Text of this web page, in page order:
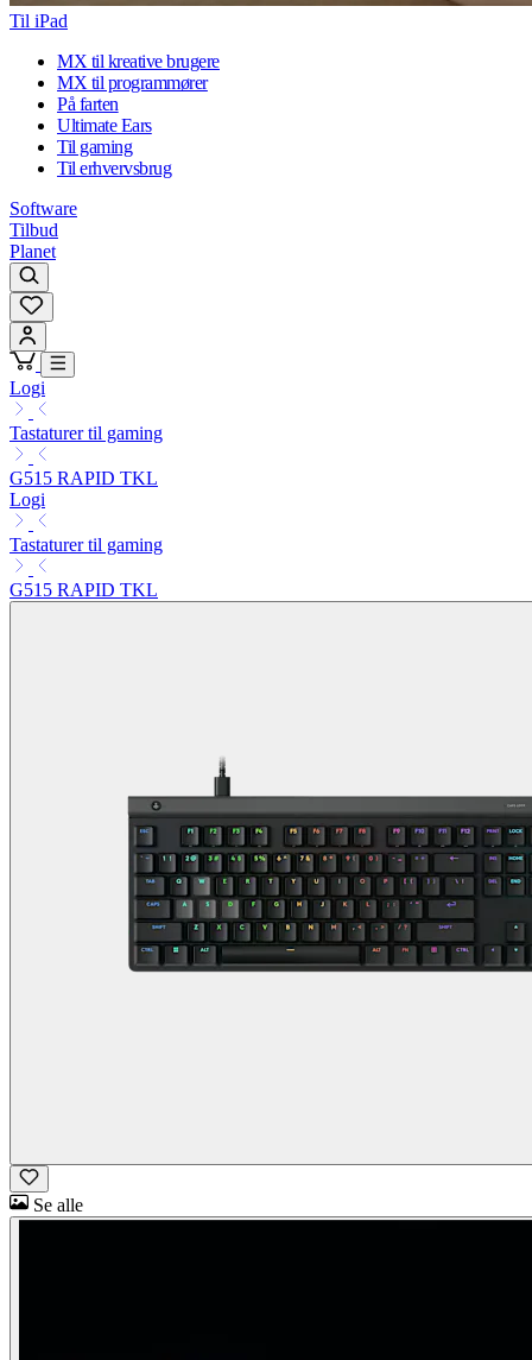
Til iPad
MX til kreative brugere
MX til programmører
På farten
Ultimate Ears
Til gaming
Til erhvervsbrug
Software
Tilbud
Planet
Logi
Tastaturer til gaming
G515 RAPID TKL
Logi
Tastaturer til gaming
G515 RAPID TKL
Se alle